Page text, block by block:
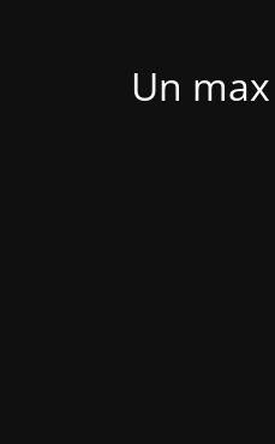
Un